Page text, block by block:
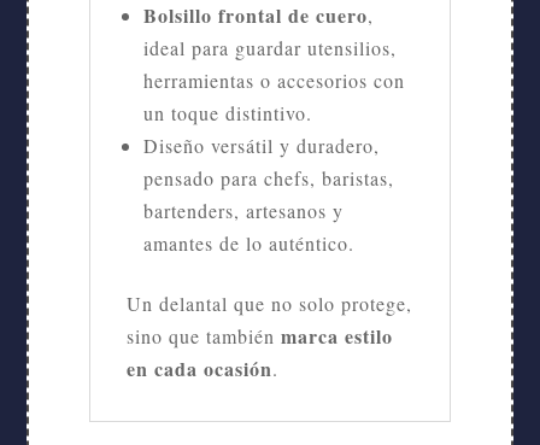
Bolsillo frontal de cuero,
ideal para guardar utensilios,
herramientas o accesorios con
un toque distintivo.
Diseño versátil y duradero,
pensado para chefs, baristas,
bartenders, artesanos y
amantes de lo auténtico.
Un delantal que no solo protege,
sino que también marca estilo
en cada ocasión.